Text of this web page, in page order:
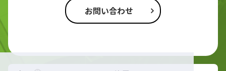
お問い合わせ